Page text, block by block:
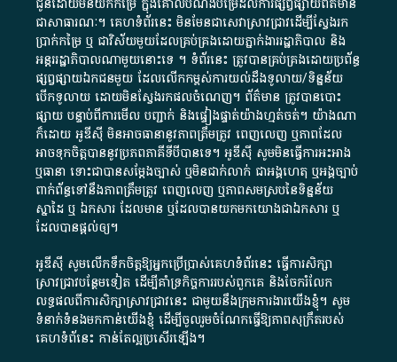
ជា​សាធារណៈ​។​ គេហទំព័រ​នេះ​ មិនមែន​ជា​សេវា​ស្រាវជ្រាវ​ដើម្បី​ស្វែងរក
ប្រាក់​កម្រៃ​ ឬ​ ជា​វិស័យ​មួយ​ដែល​គ្រប់គ្រង​ដោយ​ភ្នាក់ងារ​រដ្ឋាភិបាល​ និង ​
អន្តររដ្ឋាភិបាល​ណាមួយ​នោះ​ទេ ​។​ ទំព័រ​នេះ​ ត្រូវ​បាន​គ្រប់គ្រង​ដោយ​ប្រព័ន្ធ​
ផ្សព្វផ្សាយ​ឯកជន​មួយ​ ដែល​លើកកម្ពស់​ការ​យល់​ដឹង​ទូលាយ​/​ទិន្នន័យ​
បើក​ទូលាយ​ ដោយ​មិនស្វែង​រក​ផល​ចំណេញ​។​ ព័ត៌មាន​ ត្រូវ​បាន​បោះ
ផ្សាយ​ បន្ទាប់​ពី​ការ​មើល​ បញ្ជាក់​ និង​ផ្ទៀងផ្ទាត់​យ៉ាង​ហ្មត់ចត់​។​ យ៉ាងណា​
ក៏​ដោយ​ អូ​ឌី​ស៊ី​ មិន​អាច​ធានា​នូវ​ភាព​ត្រឹមត្រូវ​ ពេញលេញ​ ឬ​ភាព​ដែល​
អាច​ទុកចិត្ត​បាននូវ​ប្រភព​ភាគី​ទី​បី​បាន​ទេ​។​ អូ​ឌី​ស៊ី​ សូម​មិន​ធ្វើការ​អះអាង​
ឬ​ធានា​ ទោះជា​បាន​សម្តែង​ច្បាស់​ ឬ​មិន​ជាក់លាក់​ ជា​អង្គហេតុ​ ឬ​អង្គច្បាប់​
ពាក់ព័ន្ធ​ទៅ​នឹង​ភាព​ត្រឹមត្រូវ​ ពេញលេញ​ ឬ​ភាព​សម​ស្រប​នៃ​ទិន្នន័យ​
ស្នាដៃ​ ឬ​ ឯកសារ​ ដែល​មាន​ ឬ​ដែល​បាន​យក​មក​យោង​ជា​ឯកសារ​ ឬ​
ដែល​បាន​ផ្តល់​ឲ្យ​។
អូឌីស៊ី សូមលើកទឹកចិត្តឱ្យអ្នកប្រើប្រាស់គេហទំព័រនេះ ធ្វើការសិក្សា
ស្រាវជ្រាវបន្ថែមទៀត ដើម្បីគាំទ្រកិច្ចការ​របស់ពួកគេ និងចែករំលែក
លទ្ធផលពីការសិក្សាស្រាវជ្រាវនេះ ជាមួយនឹងក្រុមការងារយើងខ្ញុំ។ សូម
ទំនាក់ទំនងមកកាន់យើងខ្ញុំ ដើម្បីចូលរួមចំណែកធ្វើឱ្យភាពសុក្រឹតរបស់
គេហទំព័នេះ កាន់តែល្អប្រសើរឡើង។